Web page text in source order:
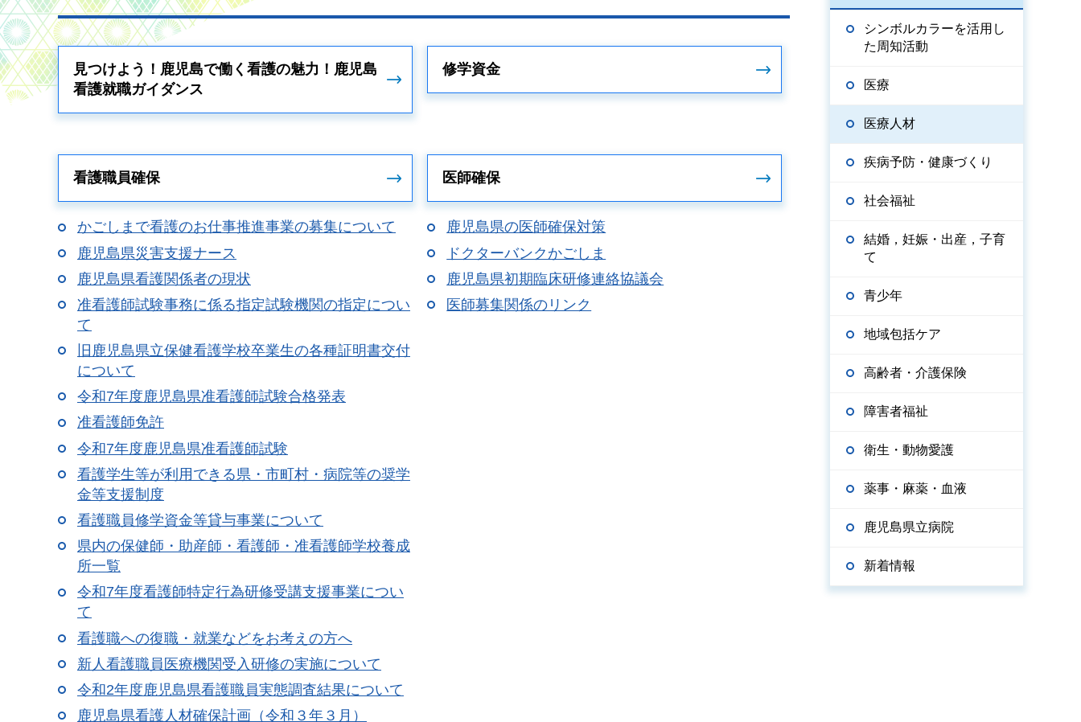
見つけよう！鹿児島で働く看護の魅力！鹿児島
看護就職ガイダンス
修学資金
看護職員確保
かごしまで看護のお仕事推進事業の募集について
鹿児島県災害支援ナース
鹿児島県看護関係者の現状
准看護師試験事務に係る指定試験機関の指定につい
て
旧鹿児島県立保健看護学校卒業生の各種証明書交付
について
令和7年度鹿児島県准看護師試験合格発表
准看護師免許
令和7年度鹿児島県准看護師試験
看護学生等が利用できる県・市町村・病院等の奨学
金等支援制度
看護職員修学資金等貸与事業について
県内の保健師・助産師・看護師・准看護師学校養成
所一覧
令和7年度看護師特定行為研修受講支援事業につい
て
看護職への復職・就業などをお考えの方へ
新人看護職員医療機関受入研修の実施について
令和2年度鹿児島県看護職員実態調査結果について
鹿児島県看護人材確保計画（令和３年３月）
医師確保
鹿児島県の医師確保対策
ドクターバンクかごしま
鹿児島県初期臨床研修連絡協議会
医師募集関係のリンク
シンボルカラーを活用し
た周知活動
医療
医療人材
疾病予防・健康づくり
社会福祉
結婚，妊娠・出産，子育
て
青少年
地域包括ケア
高齢者・介護保険
障害者福祉
衛生・動物愛護
薬事・麻薬・血液
鹿児島県立病院
新着情報